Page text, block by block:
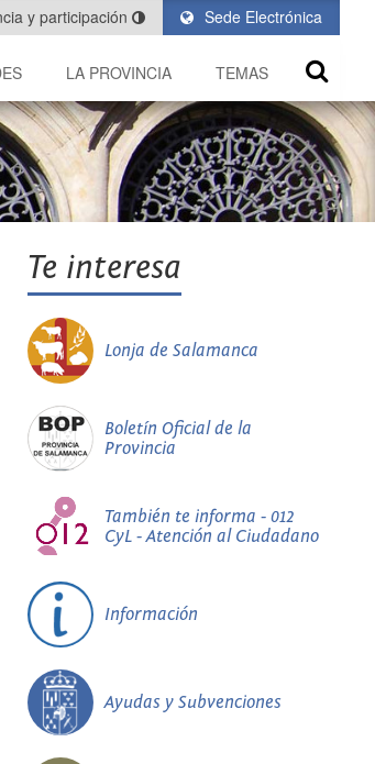
Sede Electrónica
y participación
LA PROVINCIA TEMAS
Te interesa
Lonja de Salamanca
Boletín Oficial de la
Provincia
También te informa - 012
CyL - Atención al Ciudadano
Información
Ayudas y Subvenciones